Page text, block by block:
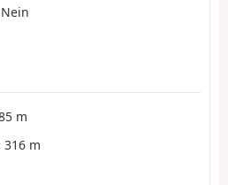
Nein
m
316 m